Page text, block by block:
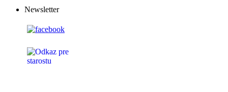
Newsletter